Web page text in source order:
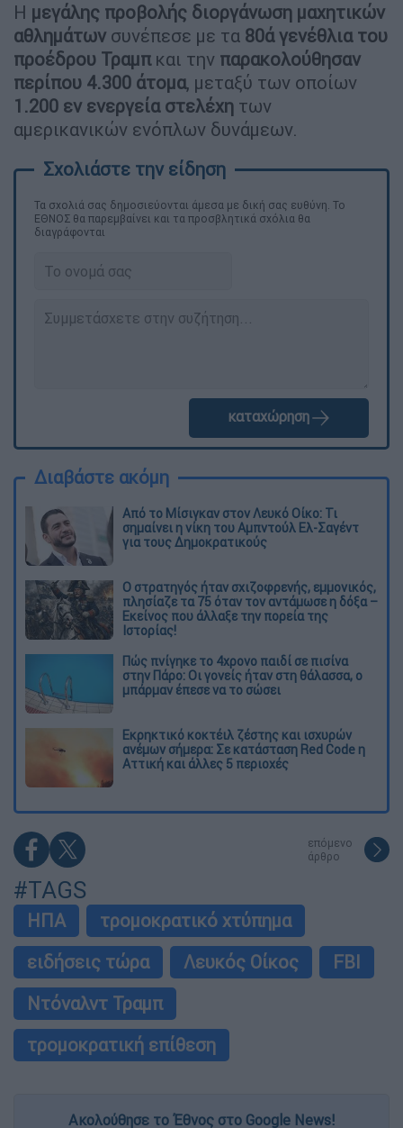
Η μεγάλης προβολής διοργάνωση μαχητικών
αθλημάτων συνέπεσε με τα 80ά γενέθλια του
προέδρου Τραμπκαι την παρακολούθησαν
περίπου 4.300 άτομα, μεταξύ των οποίων
1.200 εν ενεργεία στελέχη των
αμερικανικών ενόπλων δυνάμεων.
Τα σχολιά σας δημοσιεύονται άμεσα με δική σας ευθύνη. Το
ΕΘΝΟΣ θα παρεμβαίνει και τα προσβλητικά σχόλια θα
διαγράφονται
καταχώρηση
Διαβάστε ακόμη
Από το Μίσιγκαν στον Λευκό Οίκο: Τι
σημαίνει η νίκη του Αμπντούλ Ελ-Σαγέντ
για τους Δημοκρατικούς
O στρατηγός ήταν σχιζοφρενής, εμμονικός,
πλησίαζε τα 75 όταν τον αντάμωσε η δόξα –
Εκείνος που άλλαξε την πορεία της
Ιστορίας!
Πώς πνίγηκε το 4χρονο παιδί σε πισίνα
στην Πάρο: Οι γονείς ήταν στη θάλασσα, ο
μπάρμαν έπεσε να το σώσει
Εκρηκτικό κοκτέιλ ζέστης και ισχυρών
ανέμων σήμερα: Σε κατάσταση Red Code η
Αττική και άλλες 5 περιοχές
επόμενο
άρθρο
#TAGS
ΗΠΑ
τρομοκρατικό χτύπημα
ειδήσεις τώρα
Λευκός Οίκος
FBI
Ντόναλντ Τραμπ
τρομοκρατική επίθεση
Ακολούθησε το Έθνος στο Google News!